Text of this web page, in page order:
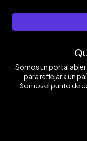
Somos un portal
para reflejar a un
Somos el punto de